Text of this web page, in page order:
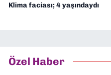
Klima faciası; 4 yaşındaydı
Özel Haber